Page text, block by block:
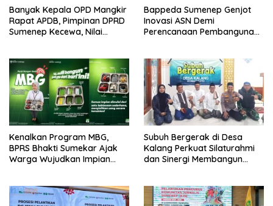
Banyak Kepala OPD Mangkir
Rapat APDB, Pimpinan DPRD
Sumenep Kecewa, Nilai
Bappeda Sumenep Genjot
Inovasi ASN Demi
Perencanaan Pembangunan
Kenalkan Program MBG,
BPRS Bhakti Sumekar Ajak
Warga Wujudkan Impian
Subuh Bergerak di Desa
Kalang Perkuat Silaturahmi
dan Sinergi Membangun